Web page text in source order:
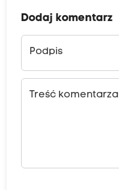
Dodaj komentarz
Podpis
Treść komentarza